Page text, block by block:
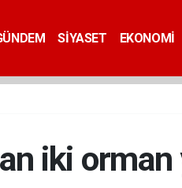
SİYASET EKONOMİ
iki orman